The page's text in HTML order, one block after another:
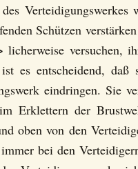
des
Schützen
licherweise versuchen,
es entscheidend,
eindringen. Sie
Erklettern der
oben von den
bei den